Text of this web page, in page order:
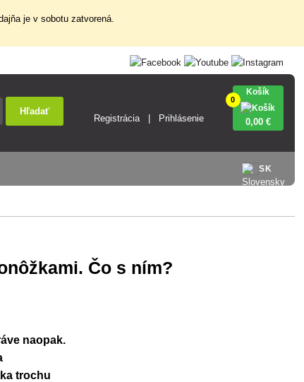
je v sobotu zatvorená.
Hľadať
Registrácia Prihlásenie
0
Košík
0,00 €
SK
Čo s ním?
naopak.
trochu